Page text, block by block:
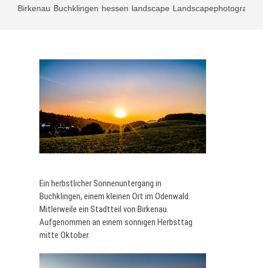
Birkenau Buchklingen hessen landscape Landscapephotography
Ein herbstlicher Sonnenuntergang in
Buchklingen, einem kleinen Ort im Odenwald.
Mitlerweile ein Stadtteil von Birkenau.
Aufgenommen an einem sonnigen Herbsttag
mitte Oktober.